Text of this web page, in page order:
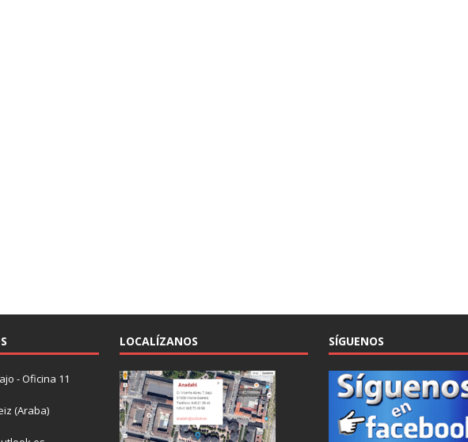
- Oficina 11
(Araba)
LOCALÍZANOS SÍGUENOS